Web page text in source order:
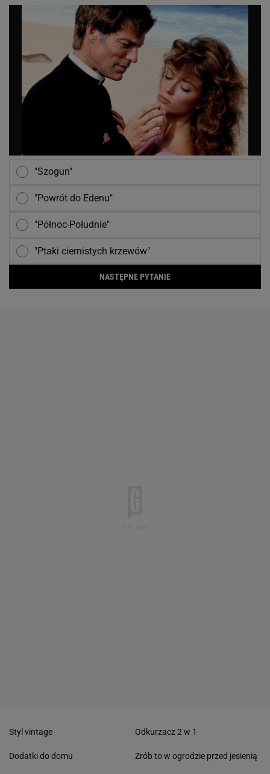
"Szogun"
"Powrót do Edenu"
"Północ-Południe"
"Ptaki ciernistych krzewów"
NASTĘPNE PYTANIE
Styl vintage
Dodatki do domu
Odkurzacz 2 w 1
Zrób to w ogrodzie przed jesienią